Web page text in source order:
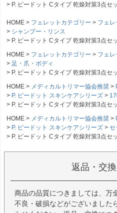
P. ピードット Cタイプ 乾燥対策3点セ
HOME フェレットカテゴリー
フェ
シャンプー・リンス
P. ピードット Cタイプ 乾燥対策3点セ
HOME
フェレットカテゴリー
フェ
足・爪・ボディ
P. ピードット Cタイプ 乾燥対策3点セ
HOME
メディカルトリマー協会推奨
P. ピードット スキンケアシリーズ
P. ピードット Cタイプ 乾燥対策3点セ
HOME
メディカルトリマー協会推奨
P. ピードット スキンケアシリーズ
セ
P. ピードット Cタイプ 乾燥対策3点セ
返品・交
商品の品質につきましては、万
不良・破損などがございました